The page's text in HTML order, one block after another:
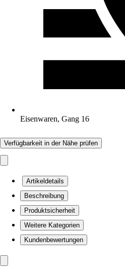
Eisenwaren, Gang 16
Verfügbarkeit in der Nähe prüfen
Artikeldetails
Beschreibung
Produktsicherheit
Weitere Kategorien
Kundenbewertungen